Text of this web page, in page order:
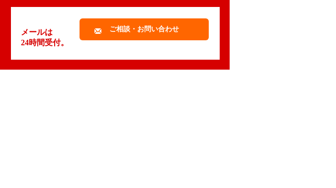
メールは
24時間受付。
ご相談・お問い合わせ